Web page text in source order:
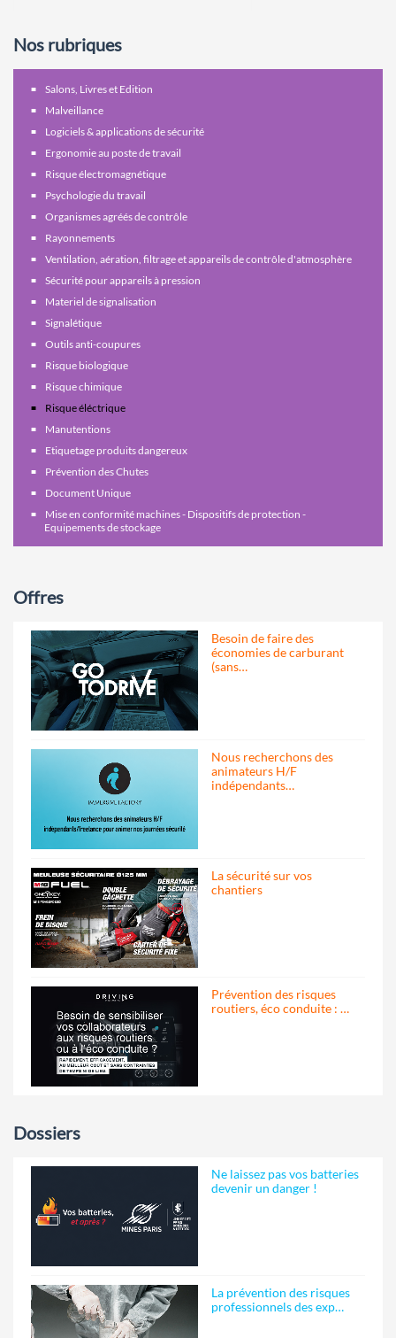
Nos rubriques
Salons, Livres et Edition
Malveillance
Logiciels & applications de sécurité
Ergonomie au poste de travail
Risque électromagnétique
Psychologie du travail
Organismes agréés de contrôle
Rayonnements
Ventilation, aération, filtrage et appareils de contrôle d'atmosphère
Sécurité pour appareils à pression
Materiel de signalisation
Signalétique
Outils anti-coupures
Risque biologique
Risque chimique
Risque éléctrique
Manutentions
Etiquetage produits dangereux
Prévention des Chutes
Document Unique
Mise en conformité machines - Dispositifs de protection -
Equipements de stockage
Offres
Besoin de faire des
économies de carburant
(sans…
Nous recherchons des
animateurs H/F
indépendants…
La sécurité sur vos
chantiers
Prévention des risques
routiers, éco conduite : …
Dossiers
Ne laissez pas vos batteries
devenir un danger !
La prévention des risques
professionnels des exp…